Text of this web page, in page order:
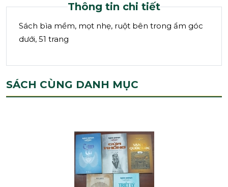
Thông tin chi tiết
Sách bìa mềm, mọt nhẹ, ruột bên trong ẩm góc
dưới, 51 trang
SÁCH CÙNG DANH MỤC